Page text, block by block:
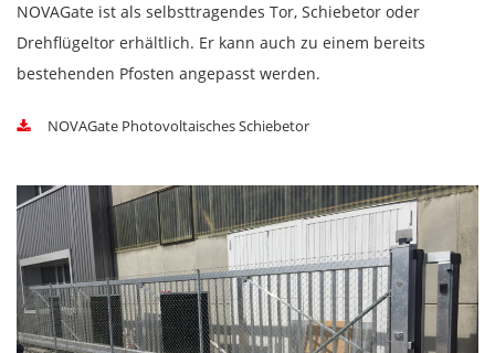
NOVAGate ist als selbsttragendes Tor, Schiebetor oder
Drehflügeltor erhältlich. Er kann auch zu einem bereits
bestehenden Pfosten angepasst werden.
NOVAGate Photovoltaisches Schiebetor